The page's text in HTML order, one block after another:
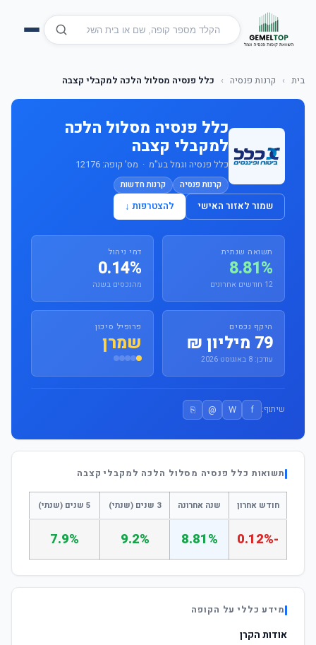
בית › קרנות פנסיה › כלל פנסיה מסלול הלכה למקבלי קצבה
כלל פנסיה מסלול הלכה
למקבלי קצבה
כלל פנסיה וגמל בע"מ · מס' קופה: 12176
קרנות פנסיה קרנות חדשות
שמור לאזור האישי להצטרפות ↓
תשואה שנתית
8.81%
12 חודשים אחרונים
דמי ניהול
0.14%
מהנכסים בשנה
היקף נכסים
79 מיליון ₪
עודכן: 8 באוגוסט 2026
פרופיל סיכון
שמרן
שיתוף: f
W
@
⎘
תשואות כלל פנסיה מסלול הלכה למקבלי קצבה
חודש אחרון שנה אחרונה 3 שנים (שנתי) 5 שנים (שנתי)
-0.12%
8.81%
9.2%
7.9%
מידע כללי על הקופה
אודות הקרן